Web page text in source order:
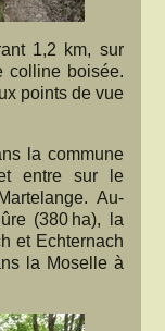
1,2 km, sur
colline boisée.
points de vue
la commune
entre sur le
Au-
(380 ha), la
et Echternach
la Moselle à